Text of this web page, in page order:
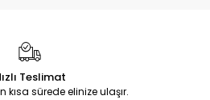
Teslimat
kısa sürede elinize ulaşır.